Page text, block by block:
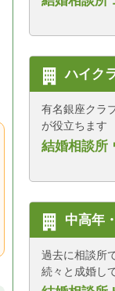
ハイク
有名銀座クラ
が役立ちます
結婚相談所
中高年
過去に相談所
続々と成婚し